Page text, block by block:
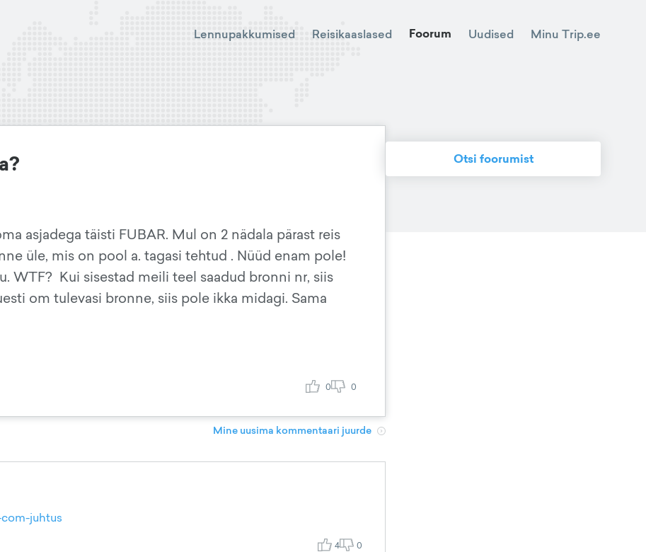
Lennupakkumised Reisikaaslased Foorum Uudised Minu Trip.ee
asjadega täisti FUBAR. Mul on 2 nädala pärast reis
üle, mis on pool a. tagasi tehtud . Nüüd enam pole!
WTF? Kui sisestad meili teel saadud bronni nr, siis
om tulevasi bronne, siis pole ikka midagi. Sama
0 0
Mine uusima kommentaari juurde
juhtus
4 0
Otsi foorumist